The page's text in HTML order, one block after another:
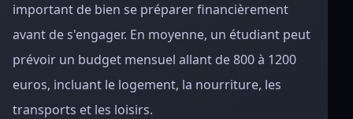
important de bien se préparer financièrement
avant de s'engager. En moyenne, un étudiant peut
prévoir un budget mensuel allant de 800 à 1200
euros, incluant le logement, la nourriture, les
transports et les loisirs.